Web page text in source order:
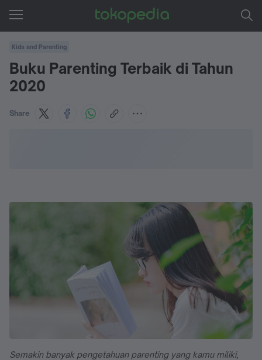
Kids and Parenting
Buku Parenting Terbaik di Tahun
2020
Share
Semakin banyak pengetahuan parenting yang kamu miliki,